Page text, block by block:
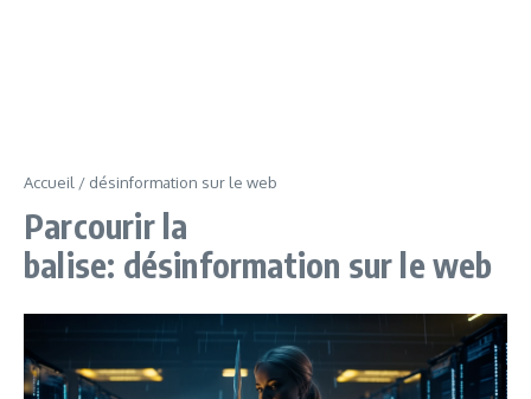
Accueil / désinformation sur le web
Parcourir la
balise: désinformation sur le web